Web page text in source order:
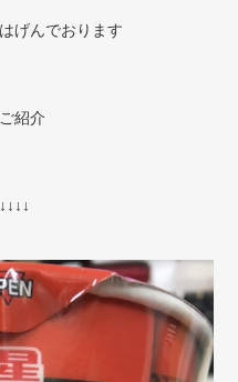
げんでおります
紹介